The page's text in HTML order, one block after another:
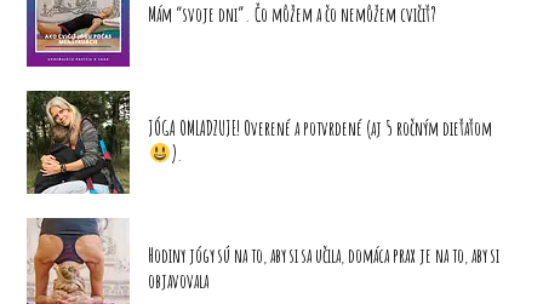
Mám “svoje dni”. Čo môžem a čo nemôžem cvičiť?
JÓGA OMLADZUJE! Overené a potvrdené (aj 5 ročným dieťaťom
).
Hodiny jógy sú na to, aby si sa učila, domáca prax je na to, aby si
objavovala